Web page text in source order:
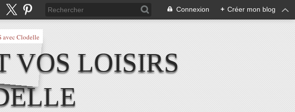
Connexion + Créer mon blog
VOS LOISIRS